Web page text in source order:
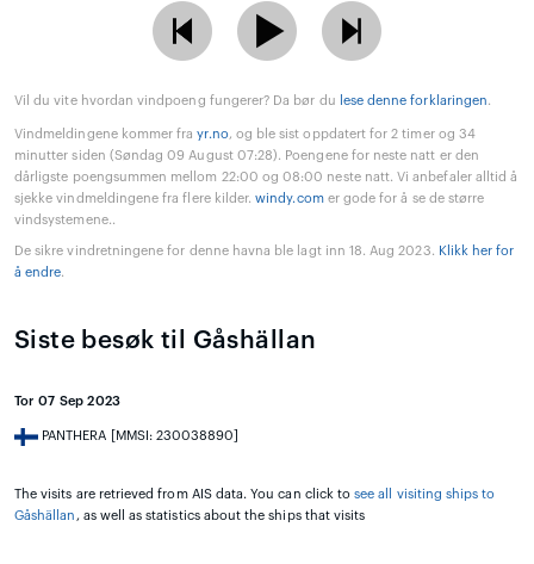
Vil du vite hvordan vindpoeng fungerer? Da bør du lese denne forklaringen.
Vindmeldingene kommer frayr.no, og ble sist oppdatert for 2 timer og 34
minutter siden (Søndag 09 August 07:28). Poengene for neste natt er den
dårligste poengsummen mellom 22:00 og 08:00 neste natt. Vi anbefaler alltid å
sjekke vindmeldingene fra flere kilder.windy.comer gode for å se de større
vindsystemene..
De sikre vindretningene for denne havna ble lagt inn 18. Aug 2023. Klikk her for
å endre.
Siste besøk til Gåshällan
Tor 07 Sep 2023
PANTHERA [MMSI: 230038890]
The visits are retrieved from AIS data. You can click tosee all visiting ships to
Gåshällan, as well as statistics about the ships that visits